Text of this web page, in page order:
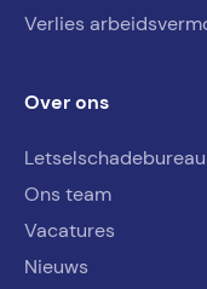
Verlies
Over ons
Ons team
Vacatures
Nieuws